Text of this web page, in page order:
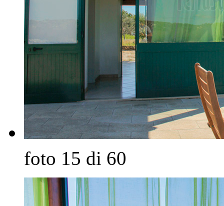
foto 15 di 60